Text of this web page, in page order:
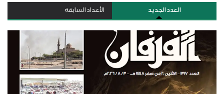
العدد الجديد الأعداد السابقة